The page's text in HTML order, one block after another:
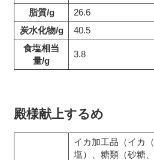
脂質/g
26.6
炭水化物/g
40.5
食塩相当
量/g
3.8
殿様献上するめ
イカ加工品（イカ
塩）、糖類（砂糖